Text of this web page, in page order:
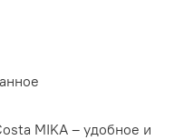
MIKA – удобное и